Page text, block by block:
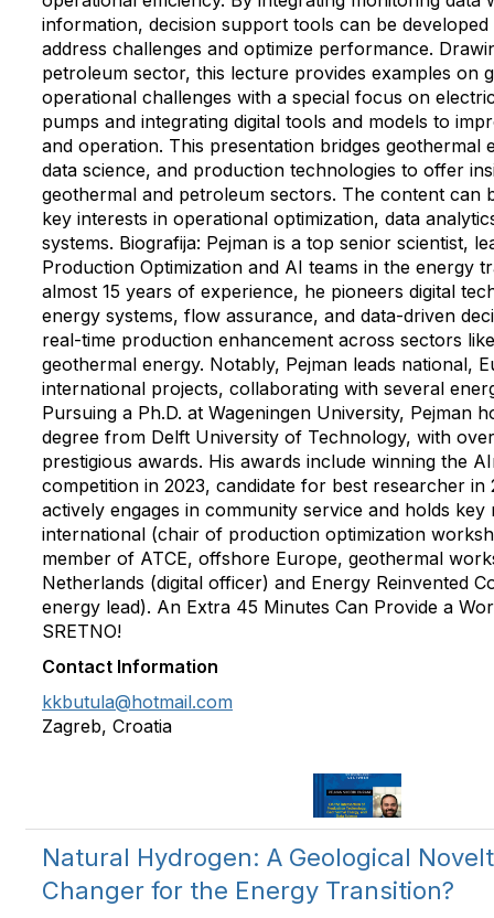
information, decision support tools can be
address challenges and optimize performance.
petroleum sector, this lecture provides examples on
operational challenges with a special focus on
pumps and integrating digital tools and models to
and operation. This presentation bridges geothermal
data science, and production technologies to offer
geothermal and petroleum sectors. The content can
key interests in operational optimization, data
systems. Biografija: Pejman is a top senior scientist,
Production Optimization and AI teams in the energy
almost 15 years of experience, he pioneers digital
energy systems, flow assurance, and data-driven
real-time production enhancement across sectors
geothermal energy. Notably, Pejman leads national,
international projects, collaborating with several
Pursuing a Ph.D. at Wageningen University, Pejman
degree from Delft University of Technology, with
prestigious awards. His awards include winning the
competition in 2023, candidate for best researcher in
actively engages in community service and holds key
international (chair of production optimization
member of ATCE, offshore Europe, geothermal
Netherlands (digital officer) and Energy Reinvented
energy lead). An Extra 45 Minutes Can Provide a
SRETNO!
Contact Information
kkbutula@hotmail.com
Zagreb, Croatia
Natural Hydrogen: A Geological
Changer for the Energy Transition?